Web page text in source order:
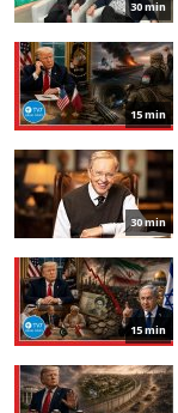
30 min
15 min
30 min
15 min